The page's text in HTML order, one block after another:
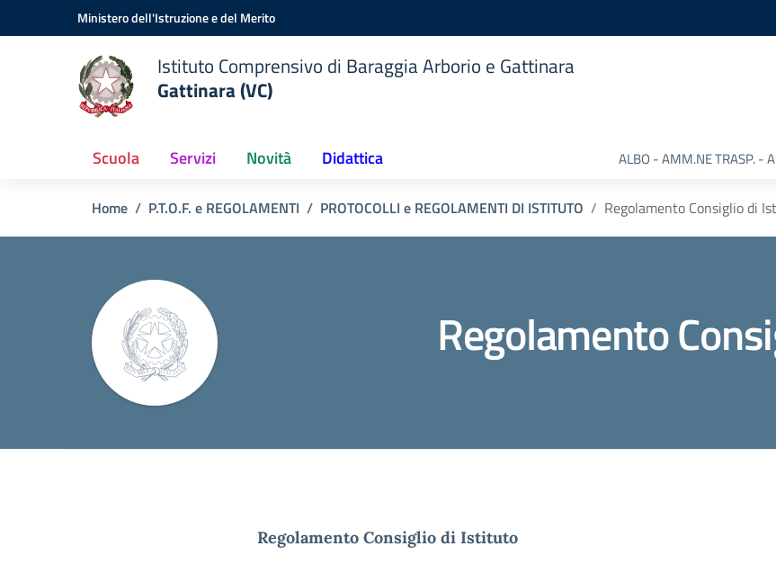
Vai ai contenuti
Vai al menu di navigazioneMinistero dell'Istruzione e del Merito
Istituto Comprensivo di Baraggia Arborio e Gattinara
Gattinara (VC)
Scuola Servizi Novità Didattica ALBO - AMM.NE TRASP. -
Home P.T.O.F. e REGOLAMENTI PROTOCOLLI e REGOLAMENTI DI ISTITUTO Regolamento Consiglio di
Regolamento
Regolamento Consiglio di Istituto